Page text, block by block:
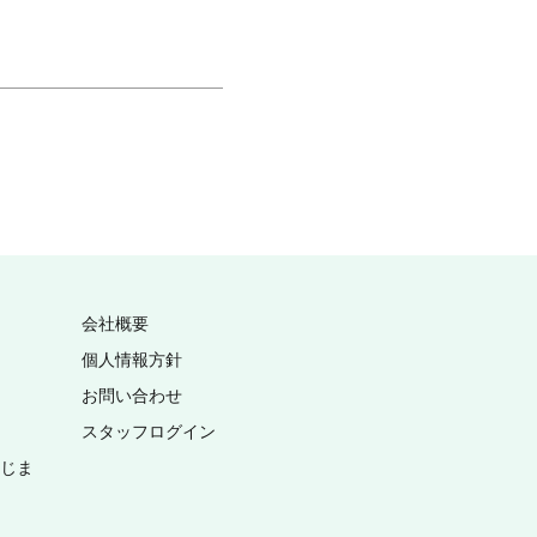
ま
会社概要
個人情報方針
お問い合わせ
スタッフログイン